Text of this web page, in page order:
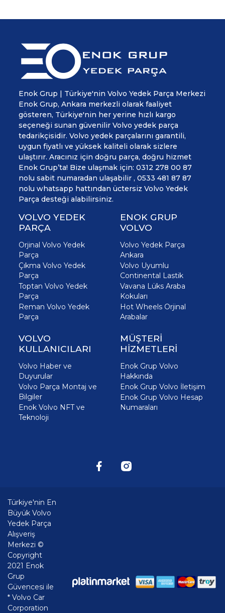
Enok Grup | Türkiye'nin Volvo Yedek Parça Merkezi
Enok Grup, Ankara merkezli olarak faaliyet
gösteren, Türkiye'nin her yerine hızlı kargo
seçeneği sunan güvenilir Volvo yedek parça
tedarikçisidir. Volvo yedek parçalarını garantili,
uygun fiyatlı ve yüksek kaliteli olarak sizlere
ulaştırır. Aracınız için doğru parça, doğru hizmet
Enok Grup’ta! Bize ulaşmak için: 0312 278 00 87
nolu sabit numaradan ulaşabilir , 0533 481 87 87
nolu whatsapp hattından üctersiz Volvo Yedek
Parça desteği alabilirsiniz.
VOLVO YEDEK
PARÇA
Orjinal Volvo Yedek
Parça
Çıkma Volvo Yedek
Parça
Toptan Volvo Yedek
Parça
Reman Volvo Yedek
Parça
ENOK GRUP
VOLVO
Volvo Yedek Parça
Ankara
Volvo Uyumlu
Continental Lastik
Vavana Lüks Araba
Kokuları
Hot Wheels Orjinal
Arabalar
VOLVO
KULLANICILARI
Volvo Haber ve
Duyurular
Volvo Parça Montaj ve
Bilgiler
Enok Volvo NFT ve
Teknoloji
MÜŞTERİ
HİZMETLERİ
Enok Grup Volvo
Hakkında
Enok Grup Volvo İletişim
Enok Grup Volvo Hesap
Numaraları
Türkiye'nin En
Büyük Volvo
Yedek Parça
Alışveriş
Merkezi ©
Copyright
2021 Enok
Grup
Güvencesi ile
* Volvo Car
Corporation